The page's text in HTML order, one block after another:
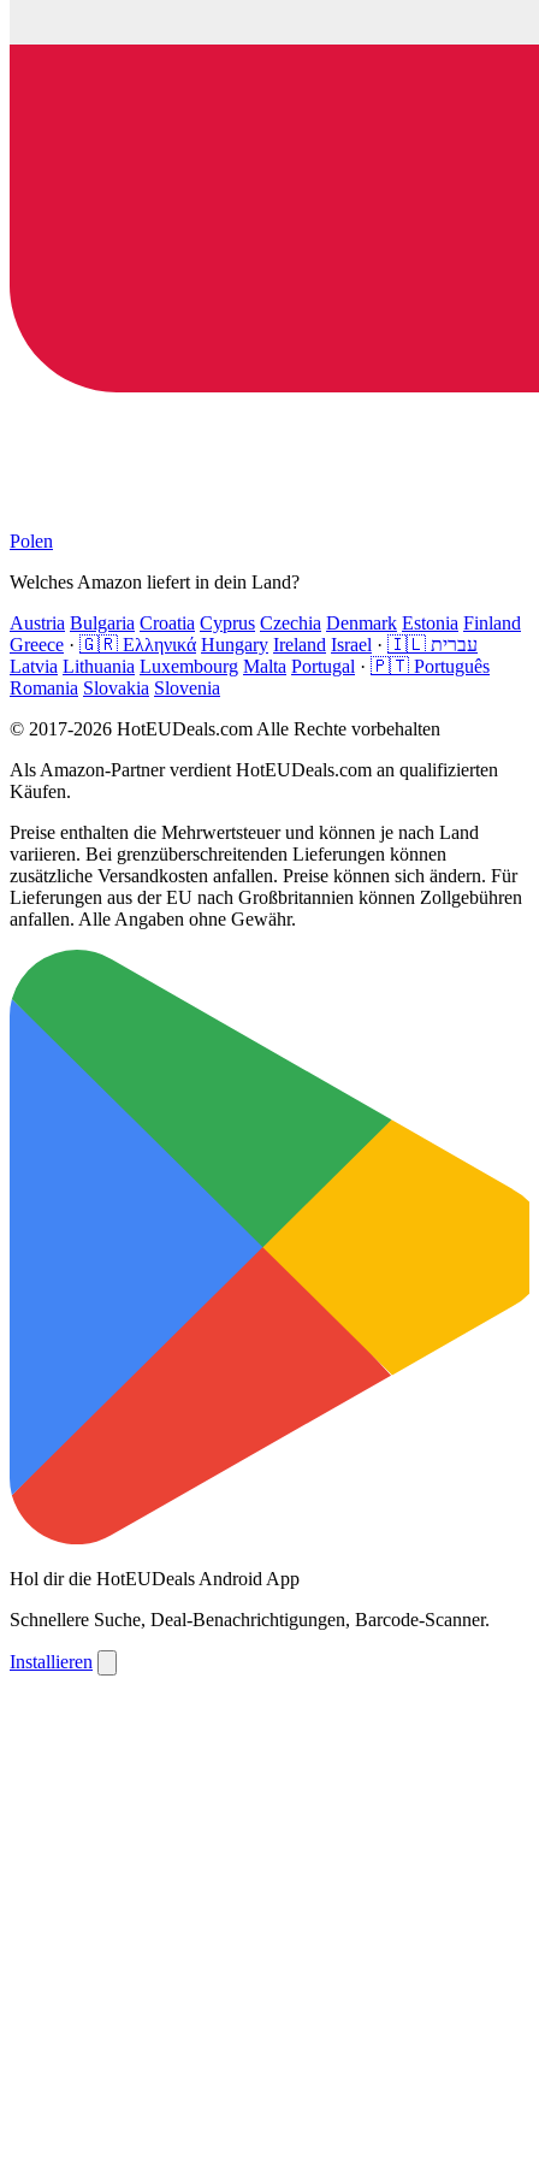
Polen
Welches Amazon liefert in dein Land?
Austria Bulgaria Croatia Cyprus Czechia Denmark Estonia Finland
Greece · 🇬🇷 Ελληνικά Hungary Ireland Israel ·
🇮🇱 עברית
Latvia Lithuania Luxembourg Malta Portugal · 🇵🇹 Português
Romania Slovakia Slovenia
© 2017-2026 HotEUDeals.com Alle Rechte vorbehalten
Als Amazon-Partner verdient HotEUDeals.com an qualifizierten
Käufen.
Preise enthalten die Mehrwertsteuer und können je nach Land
variieren. Bei grenzüberschreitenden Lieferungen können
zusätzliche Versandkosten anfallen. Preise können sich ändern. Für
Lieferungen aus der EU nach Großbritannien können Zollgebühren
anfallen. Alle Angaben ohne Gewähr.
Hol dir die HotEUDeals Android App
Schnellere Suche, Deal-Benachrichtigungen, Barcode-Scanner.
Installieren